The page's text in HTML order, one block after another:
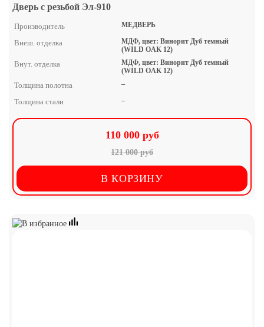
Дверь с резьбой Эл-910
Производитель МЕДВЕРЬ
Внеш. отделка
МДФ, цвет: Винорит Дуб темный
(WILD OAK 12)
Внут. отделка
МДФ, цвет: Винорит Дуб темный
(WILD OAK 12)
Толщина полотна –
Толщина стали –
110 000 руб
121 000 руб
В КОРЗИНУ